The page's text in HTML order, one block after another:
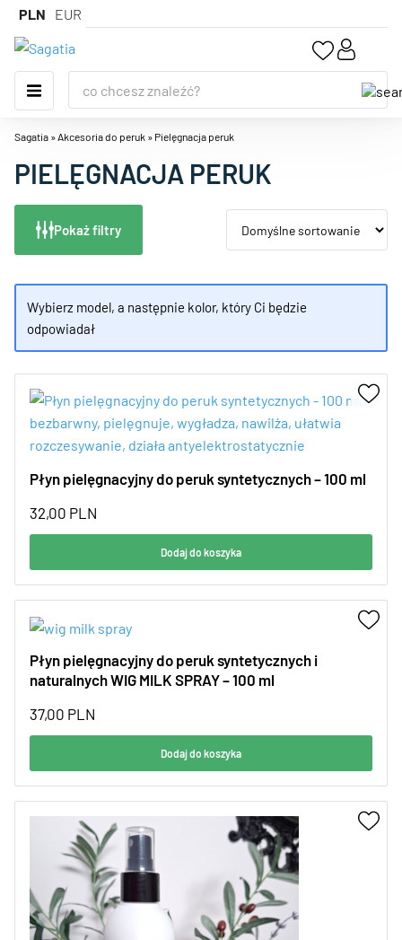
PLN EUR
Sagatia »Akcesoria do peruk » Pielęgnacja peruk
PIELĘGNACJA PERUK
Pokaż filtry
Wybierz model, a następnie kolor, który Ci będzie
odpowiadał
Płyn pielęgnacyjny do peruk syntetycznych – 100 ml
32,00 PLN
Dodaj do koszyka
Płyn pielęgnacyjny do peruk syntetycznych i
naturalnych WIG MILK SPRAY – 100 ml
37,00 PLN
Dodaj do koszyka